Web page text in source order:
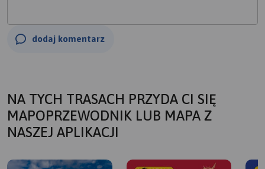
dodaj komentarz
NA TYCH TRASACH PRZYDA CI SIĘ
MAPOPRZEWODNIK LUB MAPA Z
NASZEJ APLIKACJI